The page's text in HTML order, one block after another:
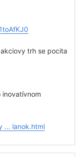
trh se pocita
inovatívnom
... lanok.html